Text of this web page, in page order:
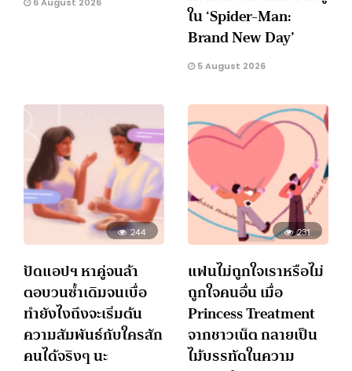
ใน ‘Spider-Man:
Brand New Day’
5 August 2026
244
ปัดแอปฯ หาคู่จนล้า
ตอบวนซ้ำเดิมจนเบื่อ
ทำยังไงถึงจะเริ่มต้น
ความสัมพันธ์กับใครสัก
คนได้จริงๆ นะ
231
แฟนไม่ถูกใจเราหรือไม่
ถูกใจคนอื่น เมื่อ
Princess Treatment
จากชาวเน็ต กลายเป็น
ไม้บรรทัดในความ